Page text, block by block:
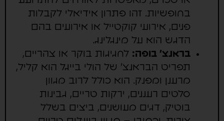
בחופשיות. זהו פתרון אידיאלי לקבלות
פנים, אירועי קוקטייל או אירועים בהם
הדגש הוא על מינגלינג.
בראנצ' בופה:לחגיגות בוקר או צהריים,
תפריט הבראנצ' של הולי בייגל הוא קליל,
מרענן ומפנק. הוא כולל לרוב מגוון
סלטים רעננים, ירקות טריים, גבינות
בוטיק, דגים מעושנים, ביצים בשלל